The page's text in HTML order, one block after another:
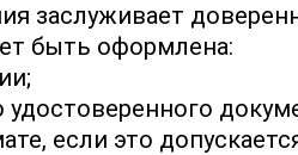
заслуживает
быть оформлена:
если это